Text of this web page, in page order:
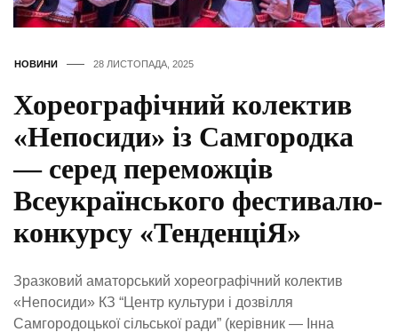
НОВИНИ 28 ЛИСТОПАДА, 2025
Хореографічний колектив
«Непосиди» із Самгородка
— серед переможців
Всеукраїнського фестивалю-
конкурсу «ТенденціЯ»
Зразковий аматорський хореографічний колектив
«Непосиди» КЗ “Центр культури і дозвілля
Самгородоцької сільської ради” (керівник — Інна